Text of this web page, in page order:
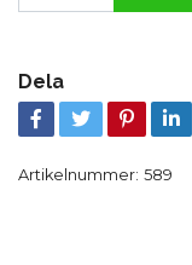
Dela
Artikelnummer: 589